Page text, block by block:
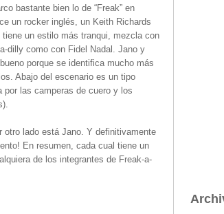
bastante bien lo de “Freak” en
un rocker inglés, un Keith Richards
un estilo más tranqui, mezcla con
dilly como con Fidel Nadal. Jano y
porque se identifica mucho más
Abajo del escenario es un tipo
las camperas de cuero y los
otro lado está Jano. Y definitivamente
En resumen, cada cual tiene un
de los integrantes de Freak-a-